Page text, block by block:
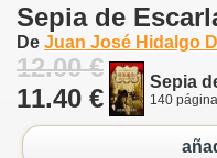
Sepia de
De Juan José Hidalgo
12.00 €
11.40 €
Sepia
140